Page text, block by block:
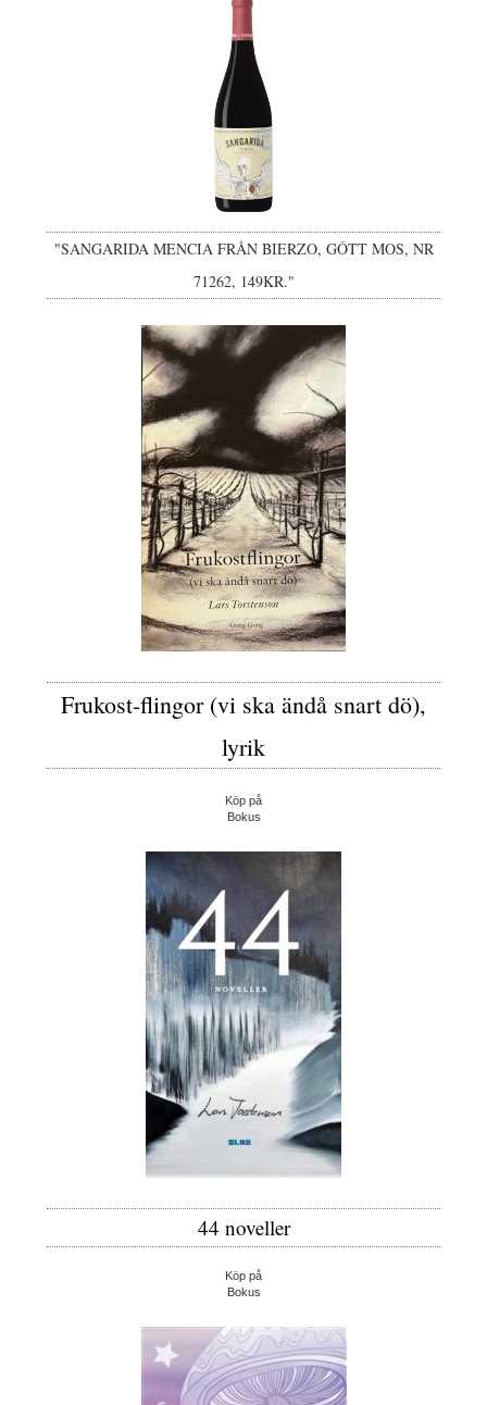
"SANGARIDA MENCIA FRÅN BIERZO, GÔTT MOS, NR
71262, 149KR."
Frukost-flingor (vi ska ändå snart dö),
lyrik
Köp på
Bokus
44 noveller
Köp på
Bokus